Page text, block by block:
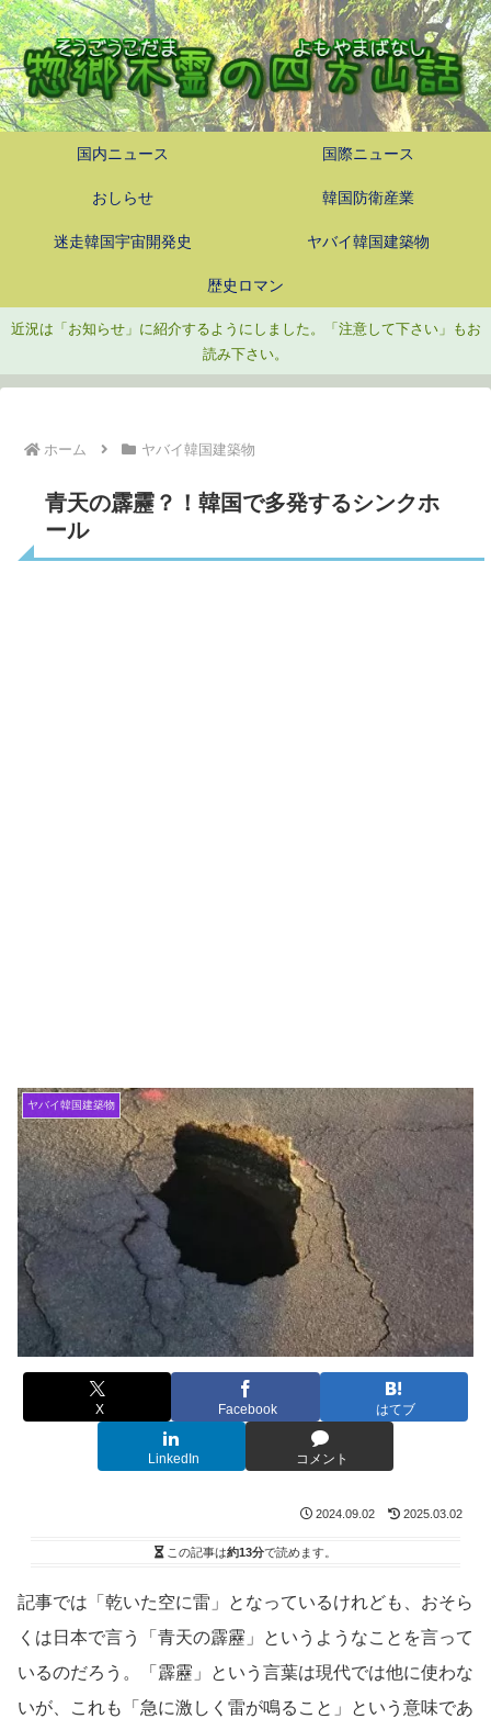
国内ニュース 国際ニュース
おしらせ 韓国防衛産業
迷走韓国宇宙開発史 ヤバイ韓国建築物
歴史ロマン
近況は「お知らせ」に紹介するようにしました。「注意して下さい」もお
読み下さい。
ホーム ヤバイ韓国建築物
青天の霹靂？！韓国で多発するシンクホ
ール
ヤバイ韓国建築物
X Facebook はてブ
LinkedIn コメント
2024.09.02 2025.03.02
この記事は約13分で読めます。
記事では「乾いた空に雷」となっているけれども、おそら
くは日本で言う「青天の霹靂」というようなことを言って
いるのだろう。「霹靂」という言葉は現代では他に使わな
いが、これも「急に激しく雷が鳴ること」という意味であ